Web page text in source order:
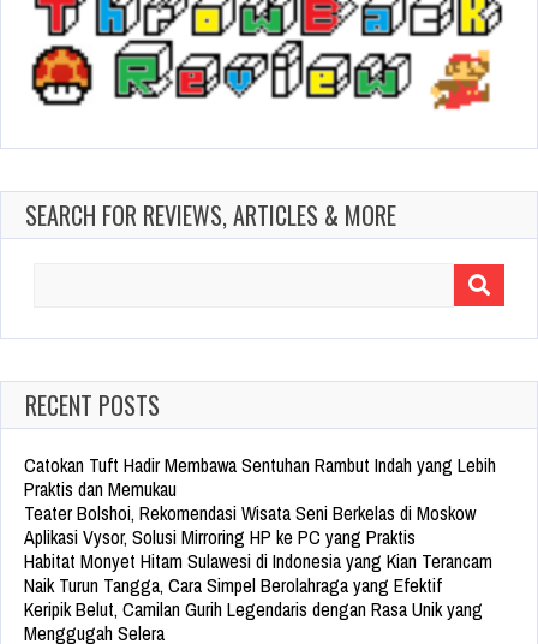
SEARCH FOR REVIEWS, ARTICLES & MORE
RECENT POSTS
Catokan Tuft Hadir Membawa Sentuhan Rambut Indah yang Lebih
Praktis dan Memukau
Teater Bolshoi, Rekomendasi Wisata Seni Berkelas di Moskow
Aplikasi Vysor, Solusi Mirroring HP ke PC yang Praktis
Habitat Monyet Hitam Sulawesi di Indonesia yang Kian Terancam
Naik Turun Tangga, Cara Simpel Berolahraga yang Efektif
Keripik Belut, Camilan Gurih Legendaris dengan Rasa Unik yang
Menggugah Selera